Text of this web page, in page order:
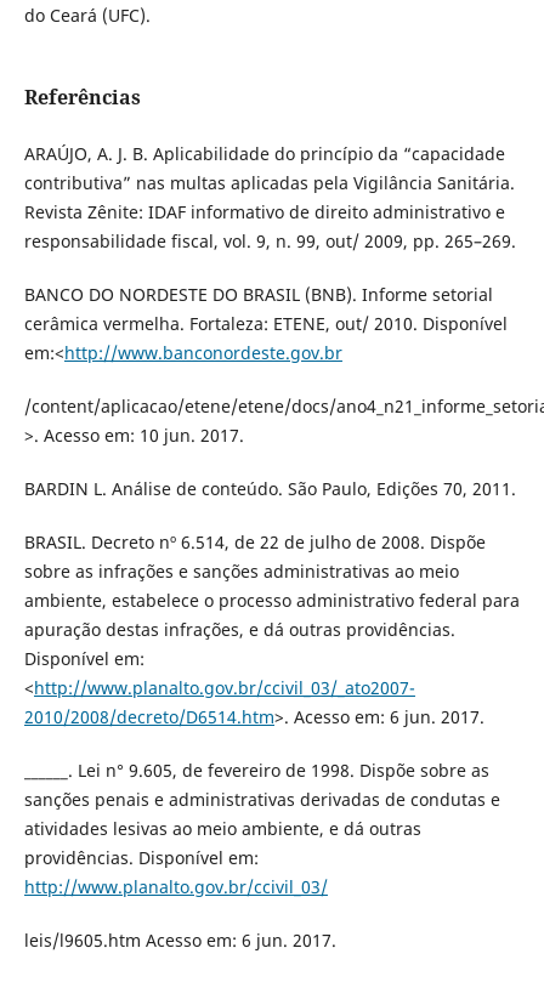
do Ceará (UFC).
Referências
ARAÚJO, A. J. B. Aplicabilidade do princípio da “capacidade
contributiva” nas multas aplicadas pela Vigilância Sanitária.
Revista Zênite: IDAF informativo de direito administrativo e
responsabilidade fiscal, vol. 9, n. 99, out/ 2009, pp. 265–269.
BANCO DO NORDESTE DO BRASIL (BNB). Informe setorial
cerâmica vermelha. Fortaleza: ETENE, out/ 2010. Disponível
em:<http://www.banconordeste.gov.br
/content/aplicacao/etene/etene/docs/
>. Acesso em: 10 jun. 2017.
BARDIN L. Análise de conteúdo. São Paulo, Edições 70, 2011.
BRASIL. Decreto nº 6.514, de 22 de julho de 2008. Dispõe
sobre as infrações e sanções administrativas ao meio
ambiente, estabelece o processo administrativo federal para
apuração destas infrações, e dá outras providências.
Disponível em:
<http://www.planalto.gov.br/ccivil_03/_ato2007-
2010/2008/decreto/D6514.htm>. Acesso em: 6 jun. 2017.
______. Lei n° 9.605, de fevereiro de 1998. Dispõe sobre as
sanções penais e administrativas derivadas de condutas e
atividades lesivas ao meio ambiente, e dá outras
providências. Disponível em:
http://www.planalto.gov.br/ccivil_03/
leis/l9605.htm Acesso em: 6 jun. 2017.